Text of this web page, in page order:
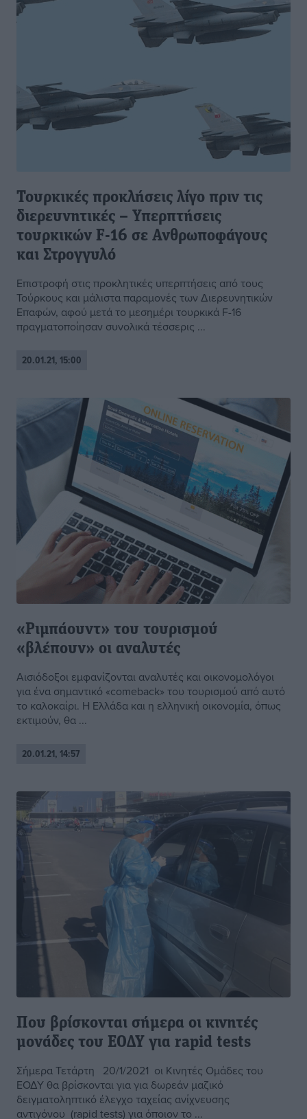
Τουρκικές προκλήσεις λίγο πριν τις
διερευνητικές – Υπερπτήσεις
τουρκικών F-16 σε Ανθρωποφάγους
και Στρογγυλό
Επιστροφή στις προκλητικές υπερπτήσεις από τους
Τούρκους και μάλιστα παραμονές των Διερευνητικών
Επαφών, αφού μετά το μεσημέρι τουρκικά F-16
πραγματοποίησαν συνολικά τέσσερις ...
20.01.21, 15:00
«Ριμπάουντ» του τουρισμού
«βλέπουν» οι αναλυτές
Αισιόδοξοι εμφανίζονται αναλυτές και οικονομολόγοι
για ένα σημαντικό «comeback» του τουρισμού από αυτό
το καλοκαίρι. Η Ελλάδα και η ελληνική οικονομία, όπως
εκτιμούν, θα ...
20.01.21, 14:57
Που βρίσκονται σήμερα οι κινητές
μονάδες του ΕΟΔΥ για rapid tests
Σήμερα Τετάρτη 20/1/2021 οι Κινητές Ομάδες του
ΕΟΔΥ θα βρίσκονται για για δωρεάν μαζικό
δειγματοληπτικό έλεγχο ταχείας ανίχνευσης
αντιγόνου (rapid tests) για όποιον το ...